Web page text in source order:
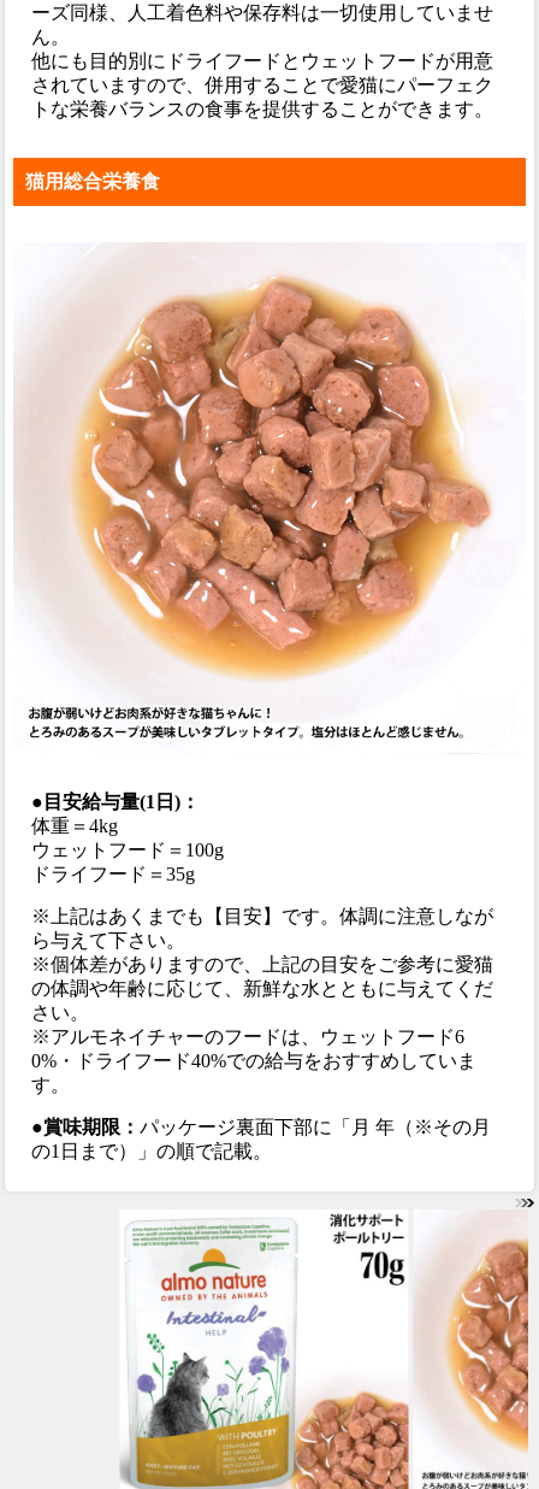
ーズ同様、人工着色料や保存料は一切使用していませ
ん。
他にも目的別にドライフードとウェットフードが用意
されていますので、併用することで愛猫にパーフェク
トな栄養バランスの食事を提供することができます。
猫用総合栄養食
●目安給与量(1日)：
体重＝4kg
ウェットフード＝100g
ドライフード＝35g
※上記はあくまでも【目安】です。体調に注意しなが
ら与えて下さい。
※個体差がありますので、上記の目安をご参考に愛猫
の体調や年齢に応じて、新鮮な水とともに与えてくだ
さい。
※アルモネイチャーのフードは、ウェットフード6
0%・ドライフード40%での給与をおすすめしていま
す。
●賞味期限：パッケージ裏面下部に「月 年（※その月
の1日まで）」の順で記載。